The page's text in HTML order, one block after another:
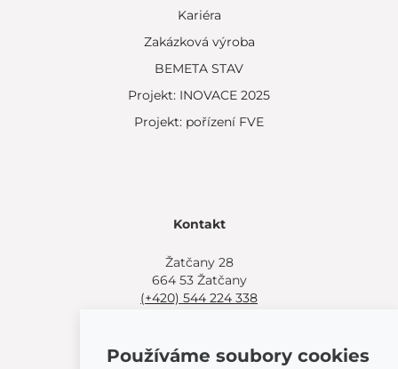
Kariéra
Zakázková výroba
BEMETA STAV
Projekt: INOVACE 2025
Projekt: pořízení FVE
Kontakt
Žatčany 28
664 53 Žatčany
(+420) 544 224 338
Další možnosti nákupu:
Používáme soubory cookies